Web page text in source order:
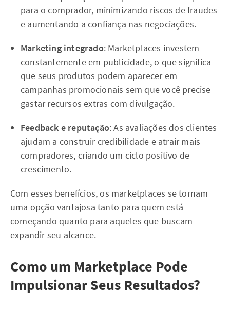
para o comprador, minimizando riscos de fraudes
e aumentando a confiança nas negociações.
Marketing integrado: Marketplaces investem
constantemente em publicidade, o que significa
que seus produtos podem aparecer em
campanhas promocionais sem que você precise
gastar recursos extras com divulgação.
Feedback e reputação: As avaliações dos clientes
ajudam a construir credibilidade e atrair mais
compradores, criando um ciclo positivo de
crescimento.
Com esses benefícios, os marketplaces se tornam
uma opção vantajosa tanto para quem está
começando quanto para aqueles que buscam
expandir seu alcance.
Como um Marketplace Pode
Impulsionar Seus Resultados?